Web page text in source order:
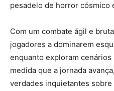
pesadelo de horror cósmico
Com um combate ágil e
jogadores a dominarem
enquanto exploram
medida que a jornada
verdades inquietantes sobre